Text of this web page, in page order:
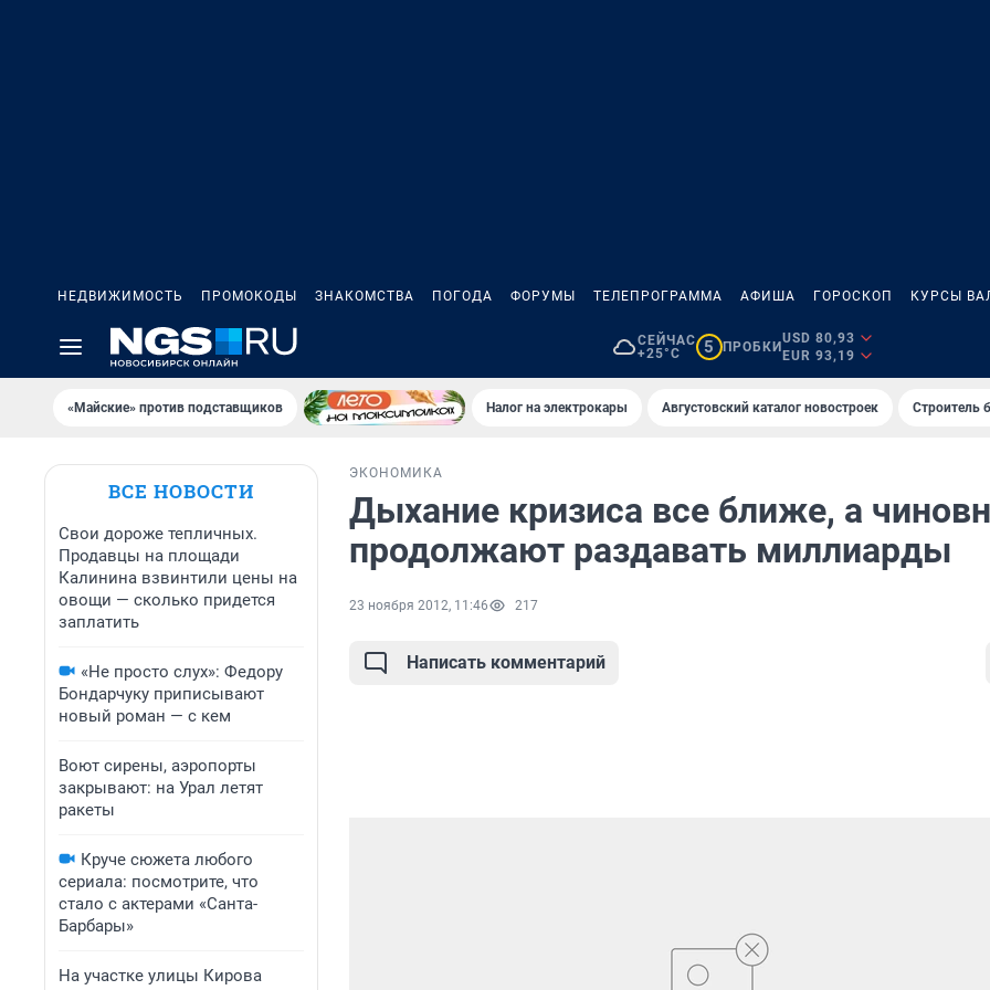
НЕДВИЖИМОСТЬ ПРОМОКОДЫ ЗНАКОМСТВА ПОГОДА ФОРУМЫ ТЕЛЕПРОГРАММА АФИША ГОРОСКОП КУРСЫ
СЕЙЧАС
+25°C
5 ПРОБКИ
USD 80,93
EUR 93,19
«Майские» против подставщиков Налог на электрокары Августовский каталог новостроек Строитель
ВСЕ НОВОСТИ
Свои дороже тепличных.
Продавцы на площади
Калинина взвинтили цены на
овощи — сколько придется
заплатить
«Не просто слух»: Федору
Бондарчуку приписывают
новый роман — с кем
Воют сирены, аэропорты
закрывают: на Урал летят
ракеты
Круче сюжета любого
сериала: посмотрите, что
стало с актерами «Санта-
Барбары»
На участке улицы Кирова
ЭКОНОМИКА
Дыхание кризиса все ближе, а
продолжают раздавать миллиарды
23 ноября 2012, 11:46 217
Написать комментарий